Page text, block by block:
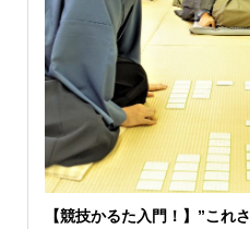
【競技かるた入門！】”これ